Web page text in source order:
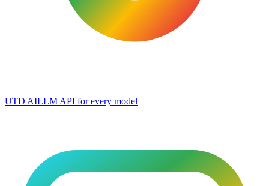
UTD AILLM API for every model